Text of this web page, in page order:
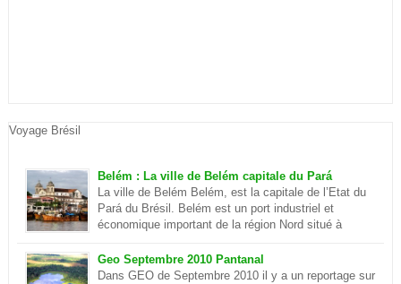
Voyage Brésil
Belém : La ville de Belém capitale du Pará
La ville de Belém Belém, est la capitale de l’Etat du
Pará du Brésil. Belém est un port industriel et
économique important de la région Nord situé à
Atlantique. Elle se situe sur la rivière Parà qui fait partie de
l’Amazone et elle est séparé du delta du plus […]
Geo Septembre 2010 Pantanal
Dans GEO de Septembre 2010 il y a un reportage sur